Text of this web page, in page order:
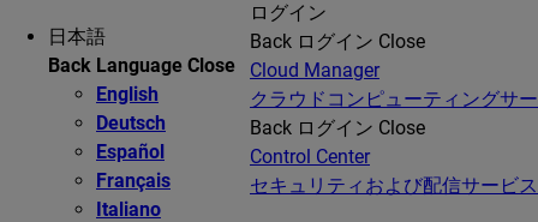
日本語
Back Language Close
English
Deutsch
Español
Français
Italiano
ログイン
Back ログイン Close
Cloud Manager
クラウドコンピューティングサ
Back ログイン Close
Control Center
セキュリティおよび配信サービ